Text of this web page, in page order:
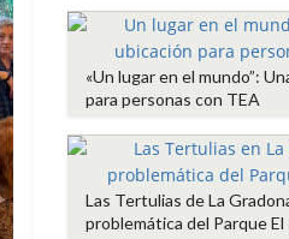
«Un lugar en el mundo”:
para personas con TEA
Las Tertulias de La
problemática del Parque El